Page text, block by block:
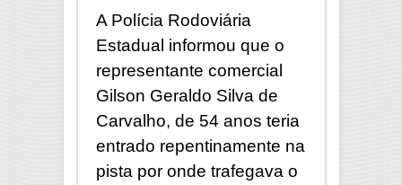
A Polícia Rodoviária
Estadual informou que o
representante comercial
Gilson Geraldo Silva de
Carvalho, de 54 anos teria
entrado repentinamente na
pista por onde trafegava o